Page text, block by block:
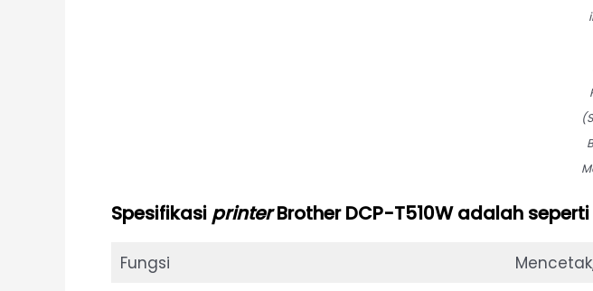
Spesifikasi printerBrother DCP-T510W adalah
Fungsi